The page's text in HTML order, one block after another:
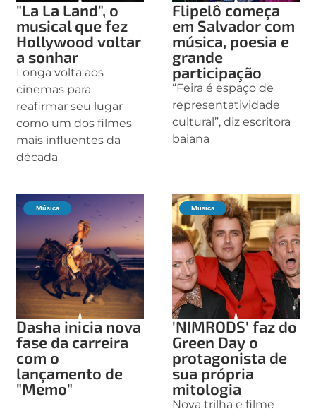
"La La Land", o
musical que fez
Hollywood voltar
a sonhar
Longa volta aos
cinemas para
reafirmar seu lugar
como um dos filmes
mais influentes da
década
Flipelô começa
em Salvador com
música, poesia e
grande
participação
“Feira é espaço de
representatividade
cultural”, diz escritora
baiana
Música
Dasha inicia nova
fase da carreira
com o
lançamento de
"Memo"
Música
'NIMRODS' faz do
Green Day o
protagonista de
sua própria
mitologia
Nova trilha e filme